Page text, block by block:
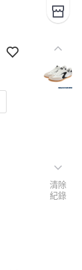
清除
紀錄